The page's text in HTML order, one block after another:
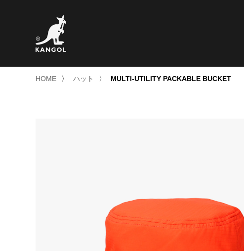
HOME 〉 ハット 〉 MULTI-UTILITY PACKABLE BUCKET